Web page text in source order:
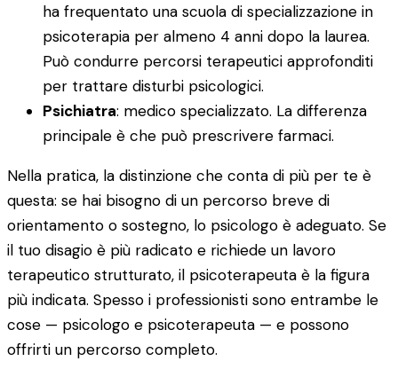
ha frequentato una scuola di specializzazione in
psicoterapia per almeno 4 anni dopo la laurea.
Può condurre percorsi terapeutici approfonditi
per trattare disturbi psicologici.
Psichiatra: medico specializzato. La differenza
principale è che può prescrivere farmaci.
Nella pratica, la distinzione che conta di più per te è
questa: se hai bisogno di un percorso breve di
orientamento o sostegno, lo psicologo è adeguato. Se
il tuo disagio è più radicato e richiede un lavoro
terapeutico strutturato, il psicoterapeuta è la figura
più indicata. Spesso i professionisti sono entrambe le
cose — psicologo e psicoterapeuta — e possono
offrirti un percorso completo.